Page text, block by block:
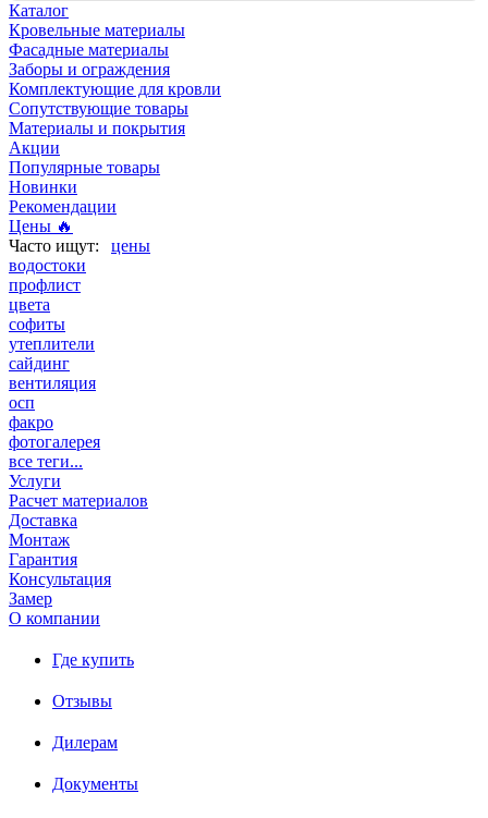
Каталог
Кровельные материалы
Фасадные материалы
Заборы и ограждения
Комплектующие для кровли
Сопутствующие товары
Материалы и покрытия
Акции
Популярные товары
Новинки
Рекомендации
Цены 🔥
цены
водостоки
профлист
цвета
софиты
утеплители
сайдинг
вентиляция
осп
факро
фотогалерея
все теги...
Услуги
Расчет материалов
Доставка
Монтаж
Гарантия
Консультация
Замер
О компании
Где купить
Отзывы
Дилерам
Документы